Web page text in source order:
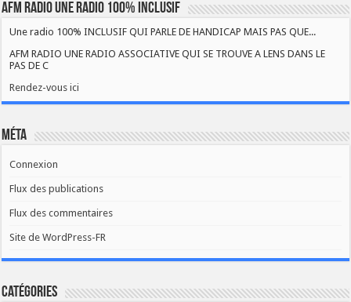
AFM RADIO UNE RADIO 100% INCLUSIF
Une radio 100% INCLUSIF QUI PARLE DE HANDICAP MAIS PAS QUE...
AFM RADIO UNE RADIO ASSOCIATIVE QUI SE TROUVE A LENS DANS LE
PAS DE C
Rendez-vous ici
Méta
Connexion
Flux des publications
Flux des commentaires
Site de WordPress-FR
Catégories